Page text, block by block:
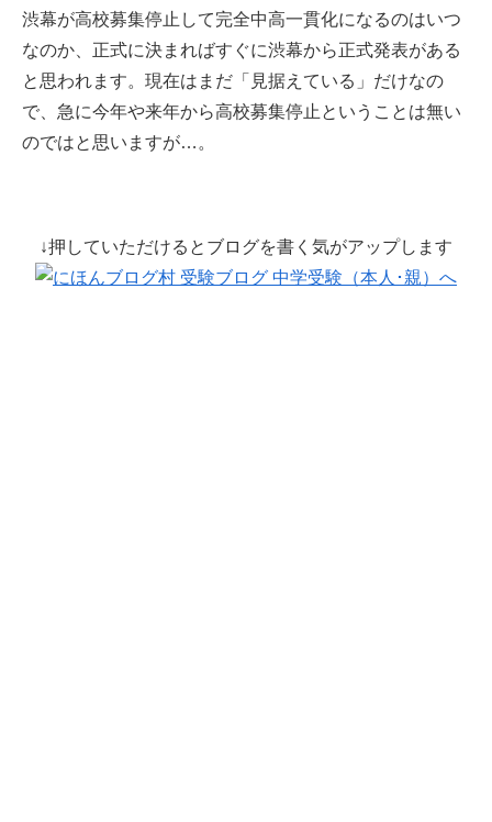
渋幕が高校募集停止して完全中高一貫化になるのはいつ
なのか、正式に決まればすぐに渋幕から正式発表がある
と思われます。現在はまだ「見据えている」だけなの
で、急に今年や来年から高校募集停止ということは無い
のではと思いますが…。
↓押していただけるとブログを書く気がアップします